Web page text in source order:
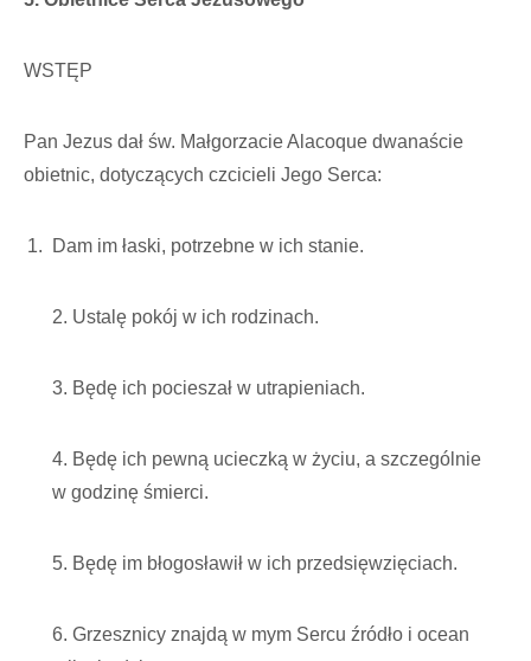
WSTĘP
Pan Jezus dał św. Małgorzacie Alacoque dwanaście
obietnic, dotyczących czcicieli Jego Serca:
Dam im łaski, potrzebne w ich stanie.
2. Ustalę pokój w ich rodzinach.
3. Będę ich pocieszał w utrapieniach.
4. Będę ich pewną ucieczką w życiu, a szczególnie
w godzinę śmierci.
5. Będę im błogosławił w ich przedsięwzięciach.
6. Grzesznicy znajdą w mym Sercu źródło i ocean